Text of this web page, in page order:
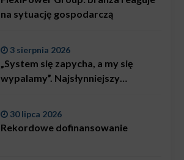
na sytuację gospodarczą
3 sierpnia 2026
„System się zapycha, a my się
wypalamy”. Najsłynniejszy
problemem są nie tylko choroby
30 lipca 2026
Rekordowe dofinansowanie